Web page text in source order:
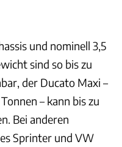
und nominell 3,5
sind so bis zu
der Ducato Maxi –
– kann bis zu
Bei anderen
Sprinter und VW